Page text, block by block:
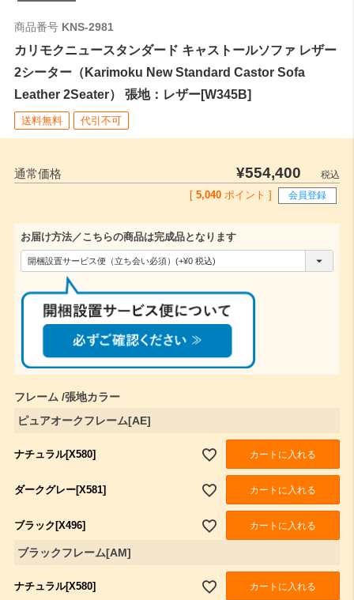
商品番号 KNS-2981
カリモクニュースタンダード キャストールソファ レザー
2シーター（Karimoku New Standard Castor Sofa
Leather 2Seater） 張地：レザー[W345B]
送料無料 代引不可
通常価格 ¥554,400
税込
[ 5,040 ポイント ] 会員登録
お届け方法／こちらの商品は完成品となります
フレーム 張地カラー
ピュアオークフレーム[AE]
ナチュラル[X580] カートに入れる
ダークグレー[X581] カートに入れる
ブラック[X496] カートに入れる
ブラックフレーム[AM]
ナチュラル[X580] カートに入れる